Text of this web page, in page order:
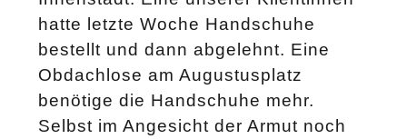
hatte letzte Woche Handschuhe
bestellt und dann abgelehnt. Eine
Obdachlose am Augustusplatz
benötige die Handschuhe mehr.
Selbst im Angesicht der Armut noch